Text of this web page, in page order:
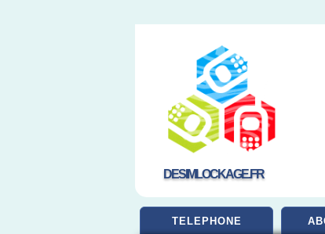
DESIMLOCKAGE.FR
TELEPHONE